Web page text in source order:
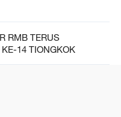
RMB TERUS
14 TIONGKOK